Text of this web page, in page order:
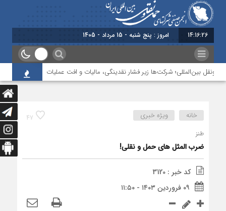
14:16:27 امروز : پنج شنبه - 15 مرداد - 1405
بین‌المللی؛ شرکت‌ها زیر فشار نقدینگی، مالیات و افت عملیات بررسی
47 خانه ویژه خبری
طنز
ضرب المثل های حمل و نقلی!
کد خبر : 3120
۰۹ فروردین ۱۴۰۳ - ۱۱:۵۰